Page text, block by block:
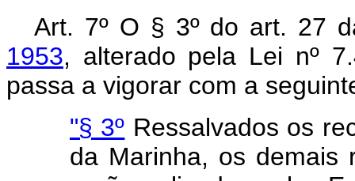
Art. 7º O § 3º do art. 27
1953, alterado pela Lei nº
passa a vigorar com a
"§ 3º Ressalvados os
da Marinha, os demais